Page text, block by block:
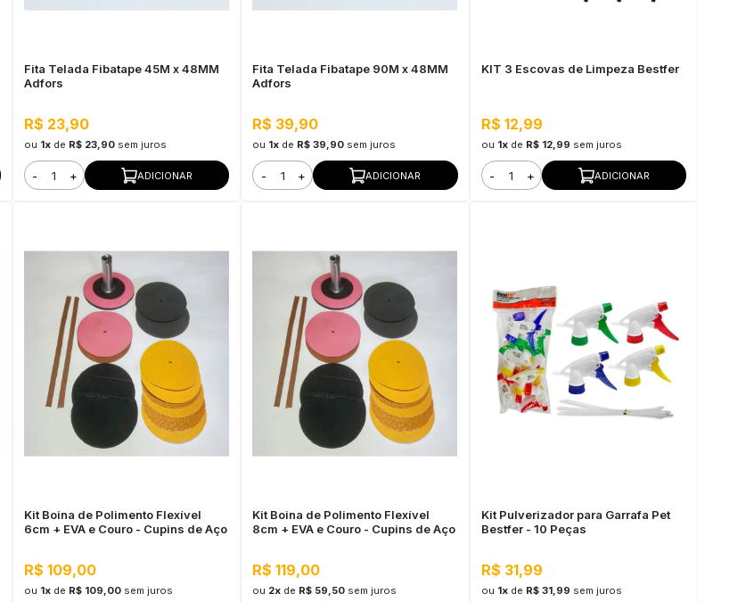
Fita Telada Fibatape 45M x 48MM
Adfors
R$ 23,90
ou 1xde R$ 23,90 sem juros
- + ADICIONAR
Fita Telada Fibatape 90M x 48MM
Adfors
R$ 39,90
ou 1x de R$ 39,90 sem juros
- + ADICIONAR
KIT 3 Escovas de Limpeza Bestfer
R$ 12,99
ou 1xde R$ 12,99 sem juros
- + ADICIONAR
Kit Boina de Polimento Flexível
6cm + EVA e Couro - Cupins de Aço
R$ 109,00
ou 1xde R$ 109,00 sem juros
Kit Boina de Polimento Flexível
8cm + EVA e Couro - Cupins de Aço
R$ 119,00
ou 2x de R$ 59,50 sem juros
Kit Pulverizador para Garrafa Pet
Bestfer - 10 Peças
R$ 31,99
ou 1xde R$ 31,99 sem juros